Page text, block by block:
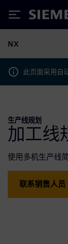
Siemens
NX
此页面采用自
生产线规划
加工线
使用多机生产线
联系销售人员